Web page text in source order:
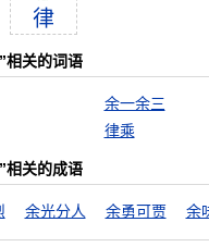
律
相关的词语
余一余三
律乘
相关的成语
余光分人 余勇可贾 余